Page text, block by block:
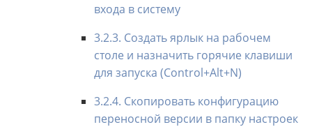
входа в систему
3.2.3. Создать ярлык на рабочем
столе и назначить горячие клавиши
для запуска (Control+Alt+N)
3.2.4. Скопировать конфигурацию
переносной версии в папку настроек